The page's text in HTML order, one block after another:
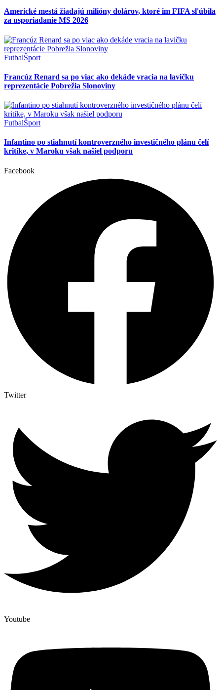
Americké mestá žiadajú milióny dolárov, ktoré im FIFA sľúbila
za usporiadanie MS 2026
FutbalŠport
Francúz Renard sa po viac ako dekáde vracia na lavičku
reprezentácie Pobrežia Slonoviny
FutbalŠport
Infantino po stiahnutí kontroverzného investičného plánu čelí
kritike, v Maroku však našiel podporu
Facebook
Twitter
Youtube